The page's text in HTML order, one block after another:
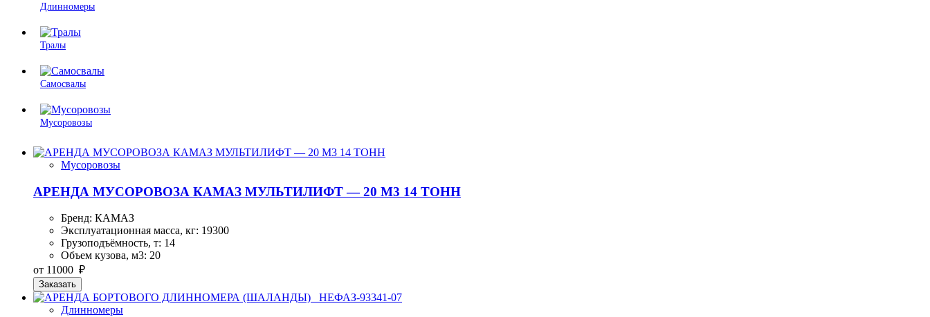
Длинномеры
Тралы
Самосвалы
Мусоровозы
Мусоровозы
АРЕНДА МУСОРОВОЗА КАМАЗ МУЛЬТИЛИФТ — 20 М3 14 ТОНН
Бренд: КАМАЗ
Эксплуатационная масса, кг: 19300
Грузоподъёмность, т: 14
Объем кузова, м3: 20
от 11000 ₽
Заказать
Длинномеры